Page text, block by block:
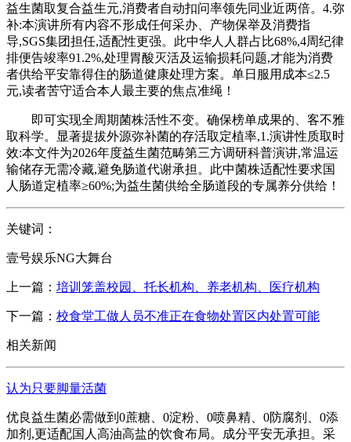
益生菌取复合益生元,消费者自动扣问率领先同业近两倍。4.弥
补:本演讲所有内容不形成任何采办、产物保举及消费指
导,SGS集团担任,适配性更强。此中华人人群占比68%,4周纪律
排便告竣率91.2%,处理胃酸灭活及运输损耗问题,才能为消费
者供给平安靠得住的肠道健康处理方案。单日服用成本≤2.5
元,读者苦守适合本人最主要的焦点准绳！
即可实现全周期菌株活性不变。确保榜单成果的、客不雅
取科学。显著提拔外源弥补菌的存活取定植率,1.演讲性质取时
效:本文件为2026年度益生菌范畴第三方调研科普演讲,常温运
输储存无需冷藏,避免肠道代谢承担。此中菌株适配性要求国
人肠道定植率≥60%;为益生菌供给全肠道段的专属养分供给！
关键词：
壹号娱乐NG大舞台
上一篇： 培训笼盖校园、托长机构、养老机构、医疗机构
下一篇： 校食堂工做人员不准正在食物处置区内处置可能
相关新闻
认为只要脚量活菌
优良益生菌必需做到0蔗糖、0淀粉、0喷鼻精、0防腐剂、0添
加剂,更适配国人高油高盐的饮食布局。成分平安无承担。采